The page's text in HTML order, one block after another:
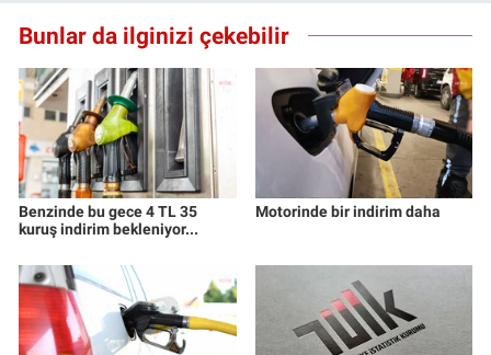
Bunlar da ilginizi çekebilir
Benzinde bu gece 4 TL 35
kuruş indirim bekleniyor...
Motorinde bir indirim daha
Canlı Yayın